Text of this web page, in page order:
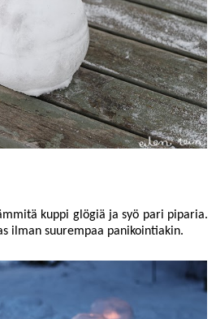
kuppi glögiä ja syö pari piparia.
ilman suurempaa panikointiakin.